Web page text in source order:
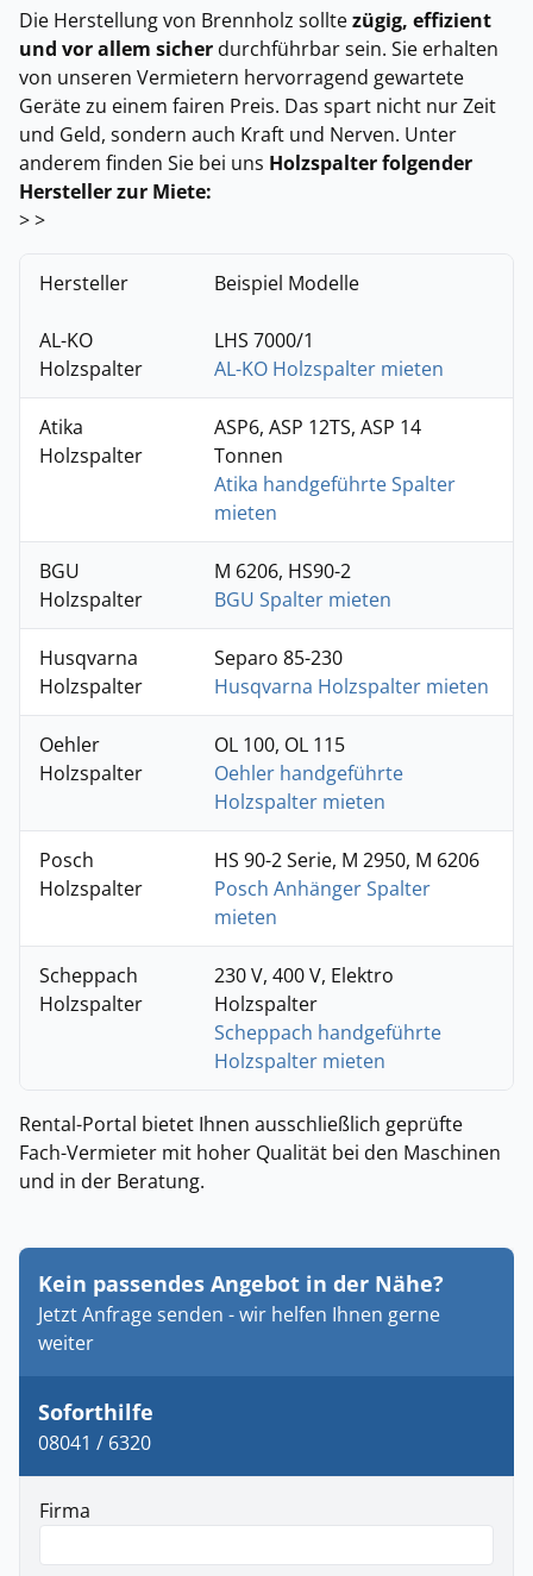
Die Herstellung von Brennholz solltezügig, effizient
und vor allem sicher durchführbar sein. Sie erhalten
von unseren Vermietern hervorragend gewartete
Geräte zu einem fairen Preis. Das spart nicht nur Zeit
und Geld, sondern auch Kraft und Nerven. Unter
anderem finden Sie bei uns Holzspalter folgender
Hersteller zur Miete:
> >
Hersteller Beispiel Modelle
AL-KO
Holzspalter
LHS 7000/1
AL-KO Holzspalter mieten
Atika
Holzspalter
ASP6, ASP 12TS, ASP 14
Tonnen
Atika handgeführte Spalter
mieten
BGU
Holzspalter
M 6206, HS90-2
BGU Spalter mieten
Husqvarna
Holzspalter
Separo 85-230
Husqvarna Holzspalter mieten
Oehler
Holzspalter
OL 100, OL 115
Oehler handgeführte
Holzspalter mieten
Posch
Holzspalter
HS 90-2 Serie, M 2950, M 6206
Posch Anhänger Spalter
mieten
Scheppach
Holzspalter
230 V, 400 V, Elektro
Holzspalter
Scheppach handgeführte
Holzspalter mieten
Rental-Portal bietet Ihnen ausschließlich geprüfte
Fach-Vermieter mit hoher Qualität bei den Maschinen
und in der Beratung.
Kein passendes Angebot in der Nähe?
Jetzt Anfrage senden - wir helfen Ihnen gerne
weiter
Soforthilfe
08041 / 6320
Firma